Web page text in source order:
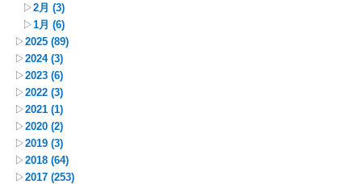
▷2月 (3)
▷1月 (6)
▷2025 (89)
▷2024 (3)
▷2023 (6)
▷2022 (3)
▷2021 (1)
▷2020 (2)
▷2019 (3)
▷2018 (64)
▷2017 (253)